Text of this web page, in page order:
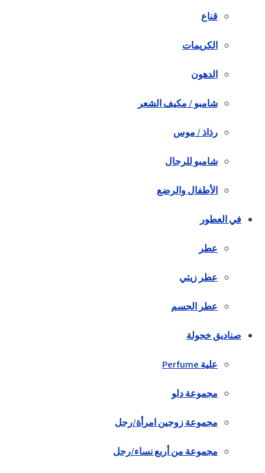
قناع
الكريمات
الدهون
شامبو / مكيف الشعر
رذاذ / موس
شامبو للرجال
الأطفال والرضع
في العطور
عطر
عطر زيتي
عطر الجسم
صناديق خجولة
علية Perfume
مجموعة دلو
مجموعة زوجين امرأة/رجل
مجموعة من أربع نساء/رجل